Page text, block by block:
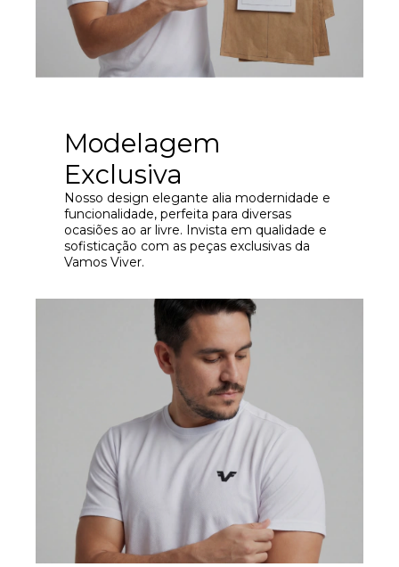
Modelagem
Exclusiva
Nosso design elegante alia modernidade e
funcionalidade, perfeita para diversas
ocasiões ao ar livre. Invista em qualidade e
sofisticação com as peças exclusivas da
Vamos Viver.